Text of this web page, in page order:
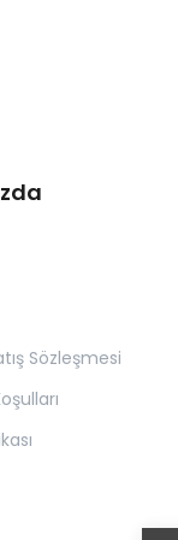
Sözleşmesi